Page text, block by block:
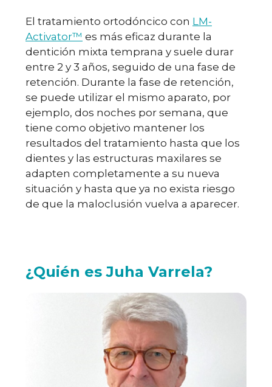
El tratamiento ortodóncico con LM-
Activator™ es más eficaz durante la
dentición mixta temprana y suele durar
entre 2 y 3 años, seguido de una fase de
retención. Durante la fase de retención,
se puede utilizar el mismo aparato, por
ejemplo, dos noches por semana, que
tiene como objetivo mantener los
resultados del tratamiento hasta que los
dientes y las estructuras maxilares se
adapten completamente a su nueva
situación y hasta que ya no exista riesgo
de que la maloclusión vuelva a aparecer.
¿Quién es Juha Varrela?